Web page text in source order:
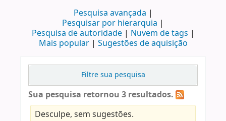
Pesquisa avançada
Pesquisar por hierarquia
Pesquisa de autoridade
Nuvem de tags
Mais popular
Sugestões de aquisição
Filtre sua pesquisa
Sua pesquisa retornou 3 resultados.
Desculpe, sem sugestões.